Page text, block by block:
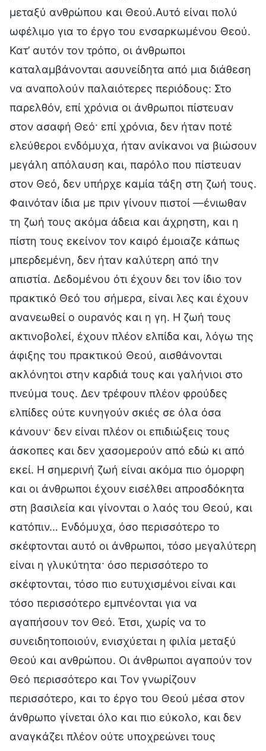
μεταξύ ανθρώπου και Θεού.Αυτό είναι πολύ
ωφέλιμο για το έργο του ενσαρκωμένου Θεού.
Κατ’ αυτόν τον τρόπο, οι άνθρωποι
καταλαμβάνονται ασυνείδητα από μια διάθεση
να αναπολούν παλαιότερες περιόδους: Στο
παρελθόν, επί χρόνια οι άνθρωποι πίστευαν
στον ασαφή Θεό· επί χρόνια, δεν ήταν ποτέ
ελεύθεροι ενδόμυχα, ήταν ανίκανοι να βιώσουν
μεγάλη απόλαυση και, παρόλο που πίστευαν
στον Θεό, δεν υπήρχε καμία τάξη στη ζωή τους.
Φαινόταν ίδια με πριν γίνουν πιστοί —ένιωθαν
τη ζωή τους ακόμα άδεια και άχρηστη, και η
πίστη τους εκείνον τον καιρό έμοιαζε κάπως
μπερδεμένη, δεν ήταν καλύτερη από την
απιστία. Δεδομένου ότι έχουν δει τον ίδιο τον
πρακτικό Θεό του σήμερα, είναι λες και έχουν
ανανεωθεί ο ουρανός και η γη. Η ζωή τους
ακτινοβολεί, έχουν πλέον ελπίδα και, λόγω της
άφιξης του πρακτικού Θεού, αισθάνονται
ακλόνητοι στην καρδιά τους και γαλήνιοι στο
πνεύμα τους. Δεν τρέφουν πλέον φρούδες
ελπίδες ούτε κυνηγούν σκιές σε όλα όσα
κάνουν· δεν είναι πλέον οι επιδιώξεις τους
άσκοπες και δεν χασομερούν από εδώ κι από
εκεί. Η σημερινή ζωή είναι ακόμα πιο όμορφη
και οι άνθρωποι έχουν εισέλθει απροσδόκητα
στη βασιλεία και γίνονται ο λαός του Θεού, και
κατόπιν… Ενδόμυχα, όσο περισσότερο το
σκέφτονται αυτό οι άνθρωποι, τόσο μεγαλύτερη
είναι η γλυκύτητα· όσο περισσότερο το
σκέφτονται, τόσο πιο ευτυχισμένοι είναι και
τόσο περισσότερο εμπνέονται για να
αγαπήσουν τον Θεό. Έτσι, χωρίς να το
συνειδητοποιούν, ενισχύεται η φιλία μεταξύ
Θεού και ανθρώπου. Οι άνθρωποι αγαπούν τον
Θεό περισσότερο και Τον γνωρίζουν
περισσότερο, και το έργο του Θεού μέσα στον
άνθρωπο γίνεται όλο και πιο εύκολο, και δεν
αναγκάζει πλέον ούτε υποχρεώνει τους